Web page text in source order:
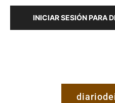
INICIAR SESIÓN PARA